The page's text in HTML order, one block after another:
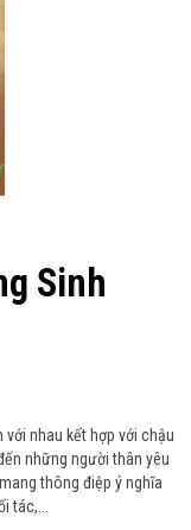
Sinh
nhau kết hợp với chậu
những người thân yêu
thông điệp ý nghĩa
tác,...